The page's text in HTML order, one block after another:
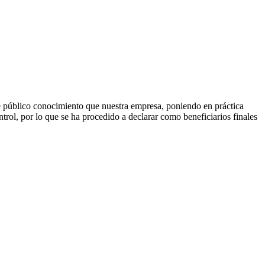
conocimiento que nuestra empresa, poniendo en práctica
por lo que se ha procedido a declarar como beneficiarios finales